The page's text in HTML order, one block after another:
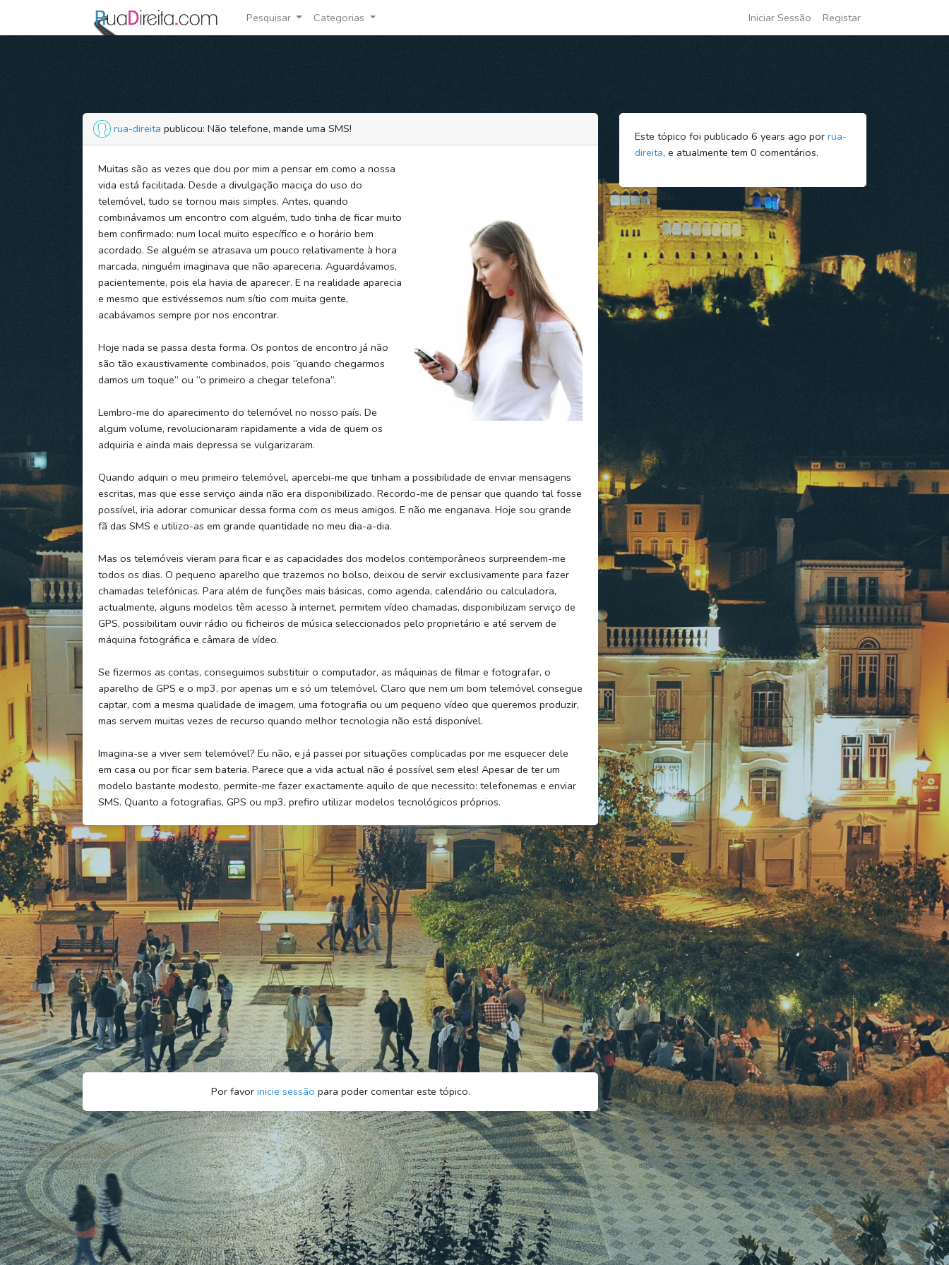
Pesquisar Categorias Iniciar Sessão Registar
rua-direita publicou: Não telefone, mande uma SMS!
Muitas são as vezes que dou por mim a pensar em como a nossa
vida está facilitada. Desde a divulgação maciça do uso do
telemóvel, tudo se tornou mais simples. Antes, quando
combinávamos um encontro com alguém, tudo tinha de ficar muito
bem confirmado: num local muito específico e o horário bem
acordado. Se alguém se atrasava um pouco relativamente à hora
marcada, ninguém imaginava que não apareceria. Aguardávamos,
pacientemente, pois ela havia de aparecer. E na realidade aparecia
e mesmo que estivéssemos num sítio com muita gente,
acabávamos sempre por nos encontrar.
Hoje nada se passa desta forma. Os pontos de encontro já não
são tão exaustivamente combinados, pois “quando chegarmos
damos um toque” ou “o primeiro a chegar telefona”.
Lembro-me do aparecimento do telemóvel no nosso país. De
algum volume, revolucionaram rapidamente a vida de quem os
adquiria e ainda mais depressa se vulgarizaram.
Quando adquiri o meu primeiro telemóvel, apercebi-me que tinham a possibilidade de enviar mensagens
escritas, mas que esse serviço ainda não era disponibilizado. Recordo-me de pensar que quando tal fosse
possível, iria adorar comunicar dessa forma com os meus amigos. E não me enganava. Hoje sou grande
fã das SMS e utilizo-as em grande quantidade no meu dia-a-dia.
Mas os telemóveis vieram para ficar e as capacidades dos modelos contemporâneos surpreendem-me
todos os dias. O pequeno aparelho que trazemos no bolso, deixou de servir exclusivamente para fazer
chamadas telefónicas. Para além de funções mais básicas, como agenda, calendário ou calculadora,
actualmente, alguns modelos têm acesso à internet, permitem vídeo chamadas, disponibilizam serviço de
GPS, possibilitam ouvir rádio ou ficheiros de música seleccionados pelo proprietário e até servem de
máquina fotográfica e câmara de vídeo.
Se fizermos as contas, conseguimos substituir o computador, as máquinas de filmar e fotografar, o
aparelho de GPS e o mp3, por apenas um e só um telemóvel. Claro que nem um bom telemóvel consegue
captar, com a mesma qualidade de imagem, uma fotografia ou um pequeno vídeo que queremos produzir,
mas servem muitas vezes de recurso quando melhor tecnologia não está disponível.
Imagina-se a viver sem telemóvel? Eu não, e já passei por situações complicadas por me esquecer dele
em casa ou por ficar sem bateria. Parece que a vida actual não é possível sem eles! Apesar de ter um
modelo bastante modesto, permite-me fazer exactamente aquilo de que necessito: telefonemas e enviar
SMS. Quanto a fotografias, GPS ou mp3, prefiro utilizar modelos tecnológicos próprios.
Por favor inicie sessão para poder comentar este tópico.
Este tópico foi publicado 6 years ago por rua-
direita, e atualmente tem 0 comentários.